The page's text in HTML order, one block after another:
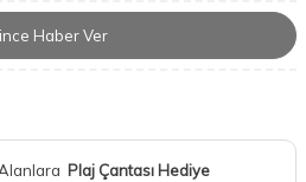
Haber Ver
Plaj Çantası Hediye